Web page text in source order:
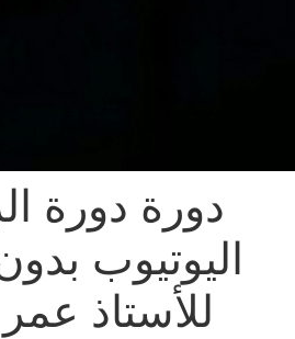
دورة دورة
اليوتيوب
للأستاذ